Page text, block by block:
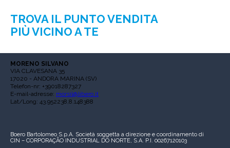
TROVA IL PUNTO VENDITA
PIÙ VICINO A TE
MORENO SILVANO
VIA CLAVESANA 35
17020 - ANDORA MARINA (SV)
Telefon-nr: +39018287327
E-mail-adresse: morsil@libero.it
Lat/Long: 43.952238,8.148388
Boero Bartolomeo S.p.A. Società soggetta a direzione e coordinamento di
CIN – CORPORAÇÃO INDUSTRIAL DO NORTE, S.A. P.I. 00267120103